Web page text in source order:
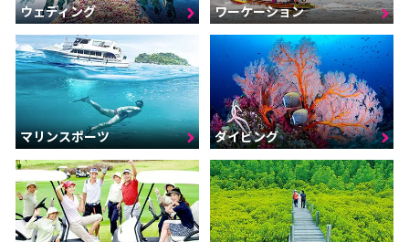
ウェディング ワーケーション
マリンスポーツ ダイビング